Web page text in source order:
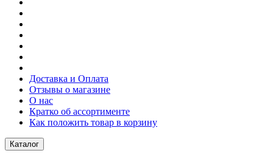
Доставка и Оплата
Отзывы о магазине
О нас
Кратко об ассортименте
Как положить товар в корзину
Каталог